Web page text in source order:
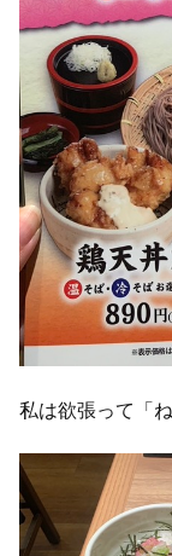
私は欲張って「